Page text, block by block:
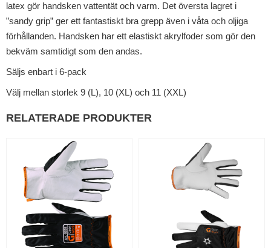
latex gör handsken vattentät och varm. Det översta lagret i
”sandy grip” ger ett fantastiskt bra grepp även i våta och oljiga
förhållanden. Handsken har ett elastiskt akrylfoder som gör den
bekväm samtidigt som den andas.
Säljs enbart i 6-pack
Välj mellan storlek 9 (L), 10 (XL) och 11 (XXL)
RELATERADE PRODUKTER